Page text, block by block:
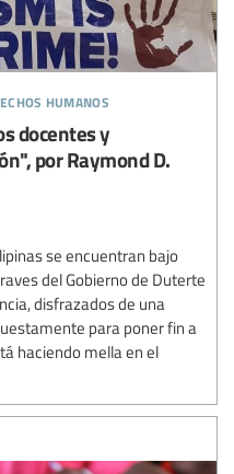
humanos
docentes y
por Raymond D.
se encuentran bajo
del Gobierno de Duterte
disfrazados de una
para poner fin a
haciendo mella en el